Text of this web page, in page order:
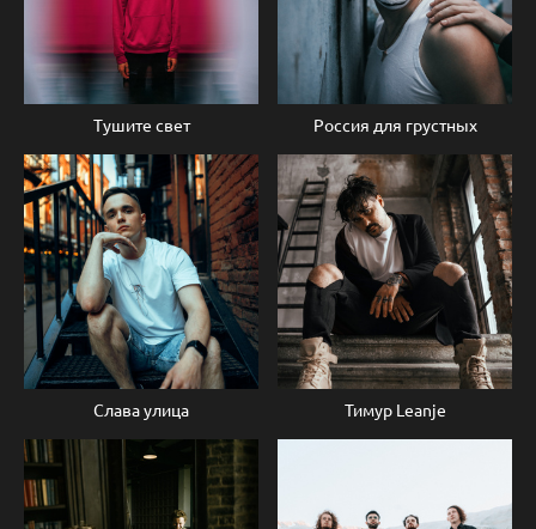
Тушите свет Россия для грустных
Слава улица Тимур Leanje